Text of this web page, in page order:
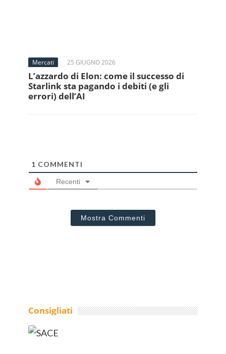
Mercati 25 GIUGNO 2026
L’azzardo di Elon: come il successo di
Starlink sta pagando i debiti (e gli
errori) dell’AI
1 COMMENTI
Recenti
Mostra Commenti
Consigliati